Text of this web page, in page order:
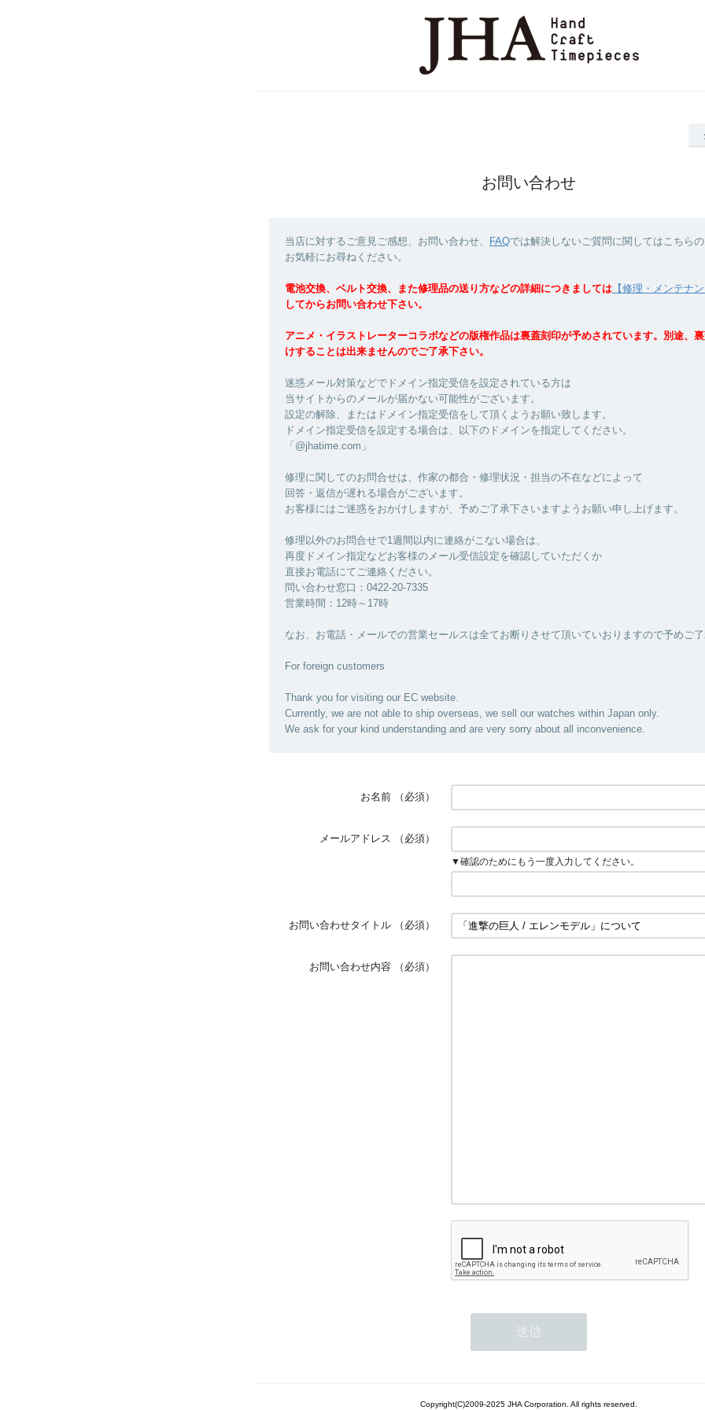
お問い合わせ
当店に対するご意見ご感想、お問い合わせ、 FAQでは解決しないご質問に関してはこちら
お気軽にお尋ねください。
電池交換、ベルト交換、また修理品の送り方などの詳細につきましては 【修理・メンテナン
してからお問い合わせ下さい。
アニメ・イラストレーターコラボなどの版権作品は裏蓋刻印が予めされています。別途、
けすることは出来ませんのでご了承下さい。
迷惑メール対策などでドメイン指定受信を設定されている方は
当サイトからのメールが届かない可能性がございます。
設定の解除、またはドメイン指定受信をして頂くようお願い致します。
ドメイン指定受信を設定する場合は、以下のドメインを指定してください。
「@jhatime.com」
修理に関してのお問合せは、作家の都合・修理状況・担当の不在などによって
回答・返信が遅れる場合がございます。
お客様にはご迷惑をおかけしますが、予めご了承下さいますようお願い申し上げます。
修理以外のお問合せで1週間以内に連絡がこない場合は、
再度ドメイン指定などお客様のメール受信設定を確認していただくか
直接お電話にてご連絡ください。
問い合わせ窓口：0422-20-7335
営業時間：12時～17時
なお、お電話・メールでの営業セールスは全てお断りさせて頂いていおりますので予めご了
For foreign customers
Thank you for visiting our EC website.
Currently, we are not able to ship overseas, we sell our watches within Japan only.
We ask for your kind understanding and are very sorry about all inconvenience.
お名前 （必須）
メールアドレス （必須）
▼確認のためにもう一度入力してください。
お問い合わせタイトル （必須）
お問い合わせ内容 （必須）
Copyright(C)2009-2025 JHA Corporation. All rights reserved.